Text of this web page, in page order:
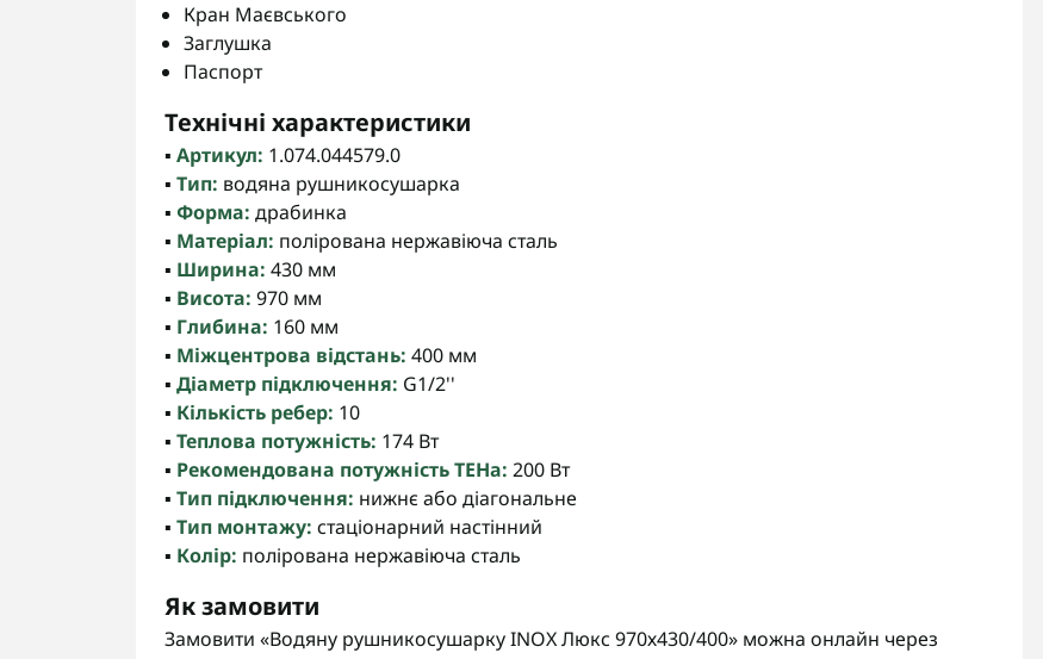
Кран Маєвського
Заглушка
Паспорт
Технічні характеристики
▪️ Артикул: 1.074.044579.0
▪️ Тип: водяна рушникосушарка
▪️ Форма: драбинка
▪️ Матеріал: полірована нержавіюча сталь
▪️ Ширина: 430 мм
▪️ Висота: 970 мм
▪️ Глибина: 160 мм
▪️ Міжцентрова відстань: 400 мм
▪️ Діаметр підключення: G1/2''
▪️ Кількість ребер: 10
▪️ Теплова потужність: 174 Вт
▪️ Рекомендована потужність ТЕНа: 200 Вт
▪️ Тип підключення: нижнє або діагональне
▪️ Тип монтажу: стаціонарний настінний
▪️ Колір: полірована нержавіюча сталь
Як замовити
Замовити «Водяну рушникосушарку INOX Люкс 970х430/400» можна онлайн через